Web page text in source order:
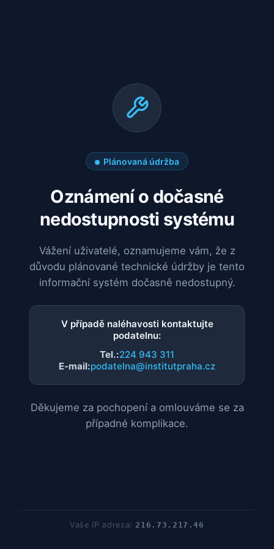
Plánovaná údržba
Oznámení o dočasné
nedostupnosti systému
Vážení uživatelé, oznamujeme vám, že z
důvodu plánované technické údržby je tento
informační systém dočasně nedostupný.
V případě naléhavosti kontaktujte
podatelnu:
Tel.:224 943 311
E-mail:podatelna@institutpraha.cz
Děkujeme za pochopení a omlouváme se za
případné komplikace.
Vaše IP adresa:216.73.217.46